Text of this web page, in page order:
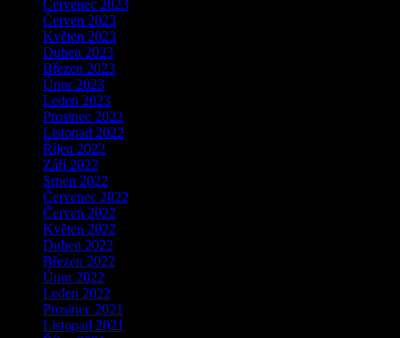
Červenec 2023
Červen 2023
Květen 2023
Duben 2023
Březen 2023
Únor 2023
Leden 2023
Prosinec 2022
Listopad 2022
Říjen 2022
Září 2022
Srpen 2022
Červenec 2022
Červen 2022
Květen 2022
Duben 2022
Březen 2022
Únor 2022
Leden 2022
Prosinec 2021
Listopad 2021